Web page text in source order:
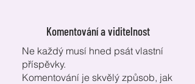
Komentování a viditelnost
Ne každý musí hned psát vlastní
příspěvky.
Komentování je skvělý způsob, jak